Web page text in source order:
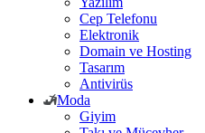
Cep Telefonu
Elektronik
Domain ve Hosting
Tasarım
Antivirüs
Moda
Giyim